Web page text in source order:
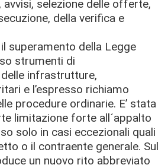
avvisi, selezione delle offerte,
della verifica e
superamento della Legge
strumenti di
infrastrutture,
e l’espresso richiamo
procedure ordinarie. E’ stata
limitazione forte all´appalto
solo in casi eccezionali quali
o il contraente generale. Sul
un nuovo rito abbreviato